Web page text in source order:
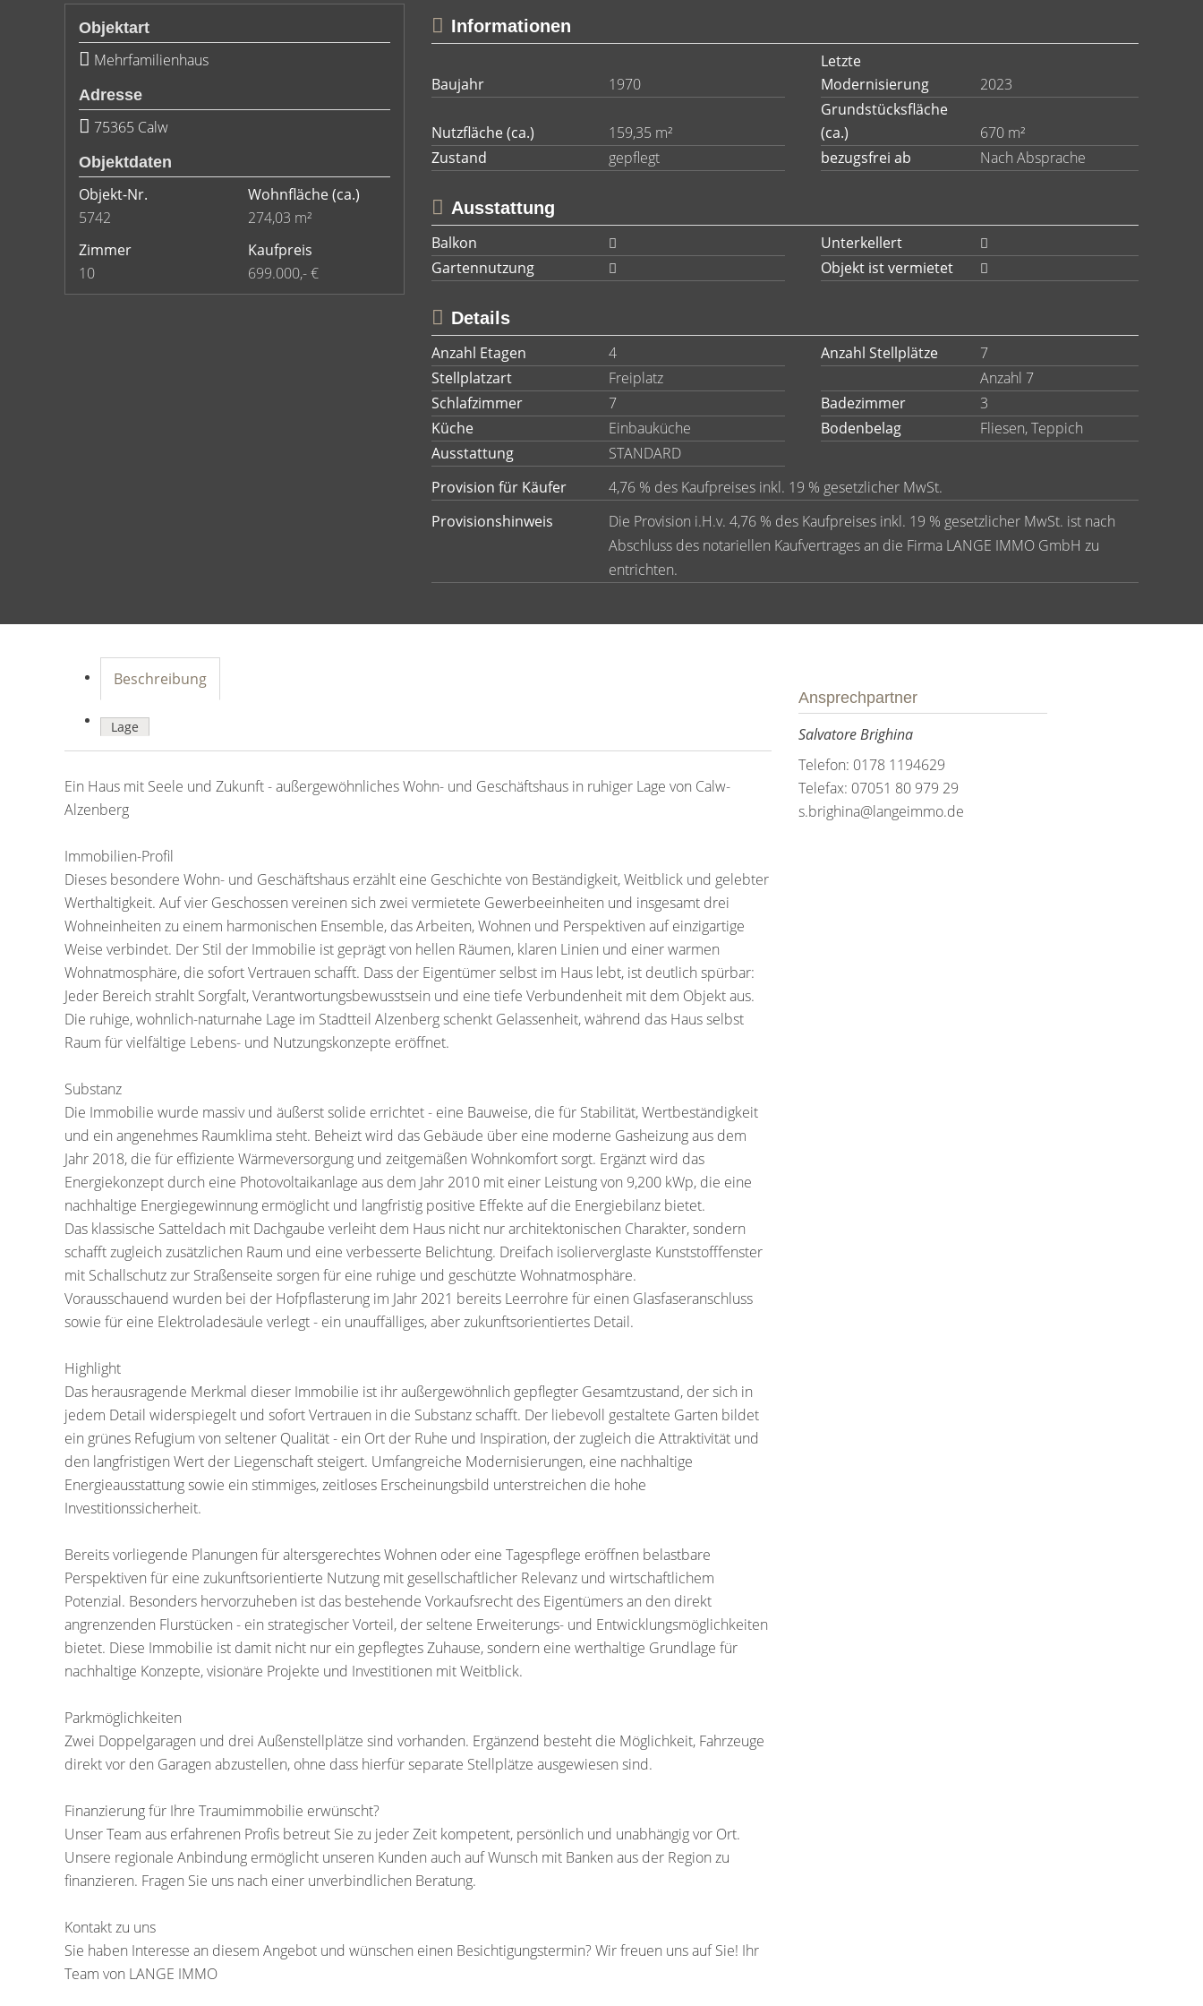
Objektart
Mehrfamilienhaus
Adresse
75365 Calw
Objektdaten
Objekt-Nr.
5742
Wohnfläche(ca.)
274,03 m²
Zimmer
10
Kaufpreis
699.000,- €
Informationen
Baujahr 1970
Letzte
Modernisierung
2023
Nutzfläche (ca.) 159,35 m²
Grundstücksfläche
(ca.)
670 m²
Zustand
gepflegt bezugsfrei ab Nach Absprache
Ausstattung
Balkon
Unterkellert
Gartennutzung
Objekt ist vermietet
Details
Anzahl Etagen
4 Anzahl Stellplätze
7
Stellplatzart
Freiplatz
Anzahl 7
Schlafzimmer
7 Badezimmer
3
Küche
Einbauküche Bodenbelag
Fliesen, Teppich
Ausstattung
STANDARD
Provision für Käufer
4,76 % des Kaufpreises inkl. 19 % gesetzlicher MwSt.
Provisionshinweis
Die Provision i.H.v. 4,76 % des Kaufpreises inkl. 19 % gesetzlicher MwSt. ist nach
Abschluss des notariellen Kaufvertrages an die Firma LANGE IMMO GmbH zu
entrichten.
Beschreibung
Lage
Ein Haus mit Seele und Zukunft - außergewöhnliches Wohn- und Geschäftshaus in ruhiger Lage von Calw-
Alzenberg
Immobilien-Profil
Dieses besondere Wohn- und Geschäftshaus erzählt eine Geschichte von Beständigkeit, Weitblick und gelebter
Werthaltigkeit. Auf vier Geschossen vereinen sich zwei vermietete Gewerbeeinheiten und insgesamt drei
Wohneinheiten zu einem harmonischen Ensemble, das Arbeiten, Wohnen und Perspektiven auf einzigartige
Weise verbindet. Der Stil der Immobilie ist geprägt von hellen Räumen, klaren Linien und einer warmen
Wohnatmosphäre, die sofort Vertrauen schafft. Dass der Eigentümer selbst im Haus lebt, ist deutlich spürbar:
Jeder Bereich strahlt Sorgfalt, Verantwortungsbewusstsein und eine tiefe Verbundenheit mit dem Objekt aus.
Die ruhige, wohnlich-naturnahe Lage im Stadtteil Alzenberg schenkt Gelassenheit, während das Haus selbst
Raum für vielfältige Lebens- und Nutzungskonzepte eröffnet.
Substanz
Die Immobilie wurde massiv und äußerst solide errichtet - eine Bauweise, die für Stabilität, Wertbeständigkeit
und ein angenehmes Raumklima steht. Beheizt wird das Gebäude über eine moderne Gasheizung aus dem
Jahr 2018, die für effiziente Wärmeversorgung und zeitgemäßen Wohnkomfort sorgt. Ergänzt wird das
Energiekonzept durch eine Photovoltaikanlage aus dem Jahr 2010 mit einer Leistung von 9,200 kWp, die eine
nachhaltige Energiegewinnung ermöglicht und langfristig positive Effekte auf die Energiebilanz bietet.
Das klassische Satteldach mit Dachgaube verleiht dem Haus nicht nur architektonischen Charakter, sondern
schafft zugleich zusätzlichen Raum und eine verbesserte Belichtung. Dreifach isolierverglaste Kunststofffenster
mit Schallschutz zur Straßenseite sorgen für eine ruhige und geschützte Wohnatmosphäre.
Vorausschauend wurden bei der Hofpflasterung im Jahr 2021 bereits Leerrohre für einen Glasfaseranschluss
sowie für eine Elektroladesäule verlegt - ein unauffälliges, aber zukunftsorientiertes Detail.
Highlight
Das herausragende Merkmal dieser Immobilie ist ihr außergewöhnlich gepflegter Gesamtzustand, der sich in
jedem Detail widerspiegelt und sofort Vertrauen in die Substanz schafft. Der liebevoll gestaltete Garten bildet
ein grünes Refugium von seltener Qualität - ein Ort der Ruhe und Inspiration, der zugleich die Attraktivität und
den langfristigen Wert der Liegenschaft steigert. Umfangreiche Modernisierungen, eine nachhaltige
Energieausstattung sowie ein stimmiges, zeitloses Erscheinungsbild unterstreichen die hohe
Investitionssicherheit.
Bereits vorliegende Planungen für altersgerechtes Wohnen oder eine Tagespflege eröffnen belastbare
Perspektiven für eine zukunftsorientierte Nutzung mit gesellschaftlicher Relevanz und wirtschaftlichem
Potenzial. Besonders hervorzuheben ist das bestehende Vorkaufsrecht des Eigentümers an den direkt
angrenzenden Flurstücken - ein strategischer Vorteil, der seltene Erweiterungs- und Entwicklungsmöglichkeiten
bietet. Diese Immobilie ist damit nicht nur ein gepflegtes Zuhause, sondern eine werthaltige Grundlage für
nachhaltige Konzepte, visionäre Projekte und Investitionen mit Weitblick.
Parkmöglichkeiten
Zwei Doppelgaragen und drei Außenstellplätze sind vorhanden. Ergänzend besteht die Möglichkeit, Fahrzeuge
direkt vor den Garagen abzustellen, ohne dass hierfür separate Stellplätze ausgewiesen sind.
Finanzierung für Ihre Traumimmobilie erwünscht?
Unser Team aus erfahrenen Profis betreut Sie zu jeder Zeit kompetent, persönlich und unabhängig vor Ort.
Unsere regionale Anbindung ermöglicht unseren Kunden auch auf Wunsch mit Banken aus der Region zu
finanzieren. Fragen Sie uns nach einer unverbindlichen Beratung.
Kontakt zu uns
Sie haben Interesse an diesem Angebot und wünschen einen Besichtigungstermin? Wir freuen uns auf Sie! Ihr
Team von LANGE IMMO
Ansprechpartner
Salvatore Brighina
Telefon: 0178 1194629
Telefax: 07051 80 979 29
s.brighina@langeimmo.de